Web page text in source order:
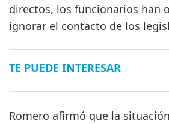
directos, los funcionarios han
ignorar el contacto de los
TE PUEDE INTERESAR
Romero afirmó que la